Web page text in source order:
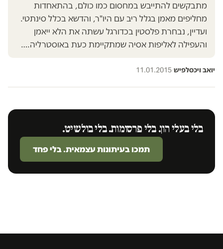
מתבקשים להתייבש במחסום כמו כולם, בהתאחדות
מחליפים מאמן בגלל ריב עם היו"ר, והדשא בכלל סינתטי.
ועדיין, נבחרת פלסטין בכדורגל עשתה את הלא ייאמן
והעפילה לאליפות אסיה שמתקיימת כעת באוסטרליה.…
יואב ויכסלפיש·
11.01.2015
בלי בעלי הון. בלי פרסומות. בלי בולשיט.
תמכו בעיתונות עצמאית. בלי פחד